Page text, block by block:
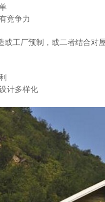
竞争力
或工厂预制，或二者结合对
计多样化